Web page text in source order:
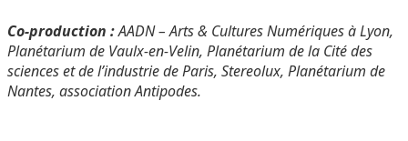
Co-production :AADN – Arts & Cultures Numériques à Lyon,
Planétarium de Vaulx-en-Velin, Planétarium de la Cité des
sciences et de l’industrie de Paris, Stereolux, Planétarium de
Nantes, association Antipodes.